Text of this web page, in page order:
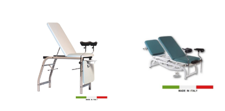
scelte
pagina
possono
essere